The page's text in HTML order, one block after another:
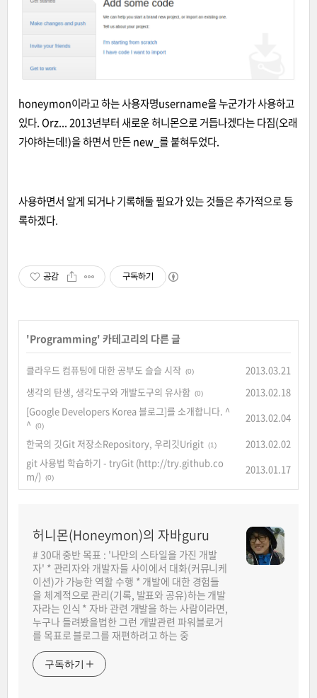
honeymon이라고 하는 사용자명username을 누군가가 사용하고
있다. Orz... 2013년부터 새로운 허니몬으로 거듭나겠다는 다짐(오래
가야하는데!)을 하면서 만든 new_를 붙혀두었다.
사용하면서 알게 되거나 기록해둘 필요가 있는 것들은 추가적으로 등
록하겠다.
공감 구독하기
'Programming' 카테고리의 다른 글
클라우드 컴퓨팅에 대한 공부도 슬슬 시작 (0)
2013.03.21
생각의 탄생, 생각도구와 개발도구의 유사함 (0)
2013.02.18
[Google Developers Korea 블로그]를 소개합니다. ^
^
(0)
2013.02.04
한국의 깃Git 저장소Repository, 우리깃Urigit (1)
2013.02.02
git 사용법 학습하기 - tryGit (http://try.github.co
m/)
(0)
2013.01.17
허니몬(Honeymon)의 자바guru
# 30대 중반 목표 : '나만의 스타일을 가진 개발
자' * 관리자와 개발자들 사이에서 대화(커뮤니케
이션)가 가능한 역할 수행 * 개발에 대한 경험들
을 체계적으로 관리(기록, 발표와 공유)하는 개발
자라는 인식 * 자바 관련 개발을 하는 사람이라면,
누구나 들려봤을법한 그런 개발관련 파워블로거
를 목표로 블로그를 재편하려고 하는 중
구독하기